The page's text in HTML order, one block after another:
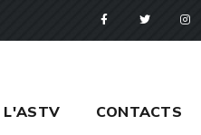
L'ASTV CONTACTS